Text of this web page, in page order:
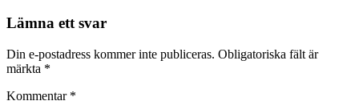
Lämna ett svar
Din e-postadress kommer inte publiceras. Obligatoriska fält är
märkta *
Kommentar *